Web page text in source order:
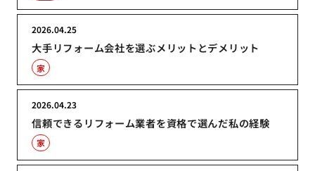
大手リフォーム会社を選ぶメリットとデメリット
2026.04.25
家
信頼できるリフォーム業者を資格で選んだ私の経験
2026.04.23
家